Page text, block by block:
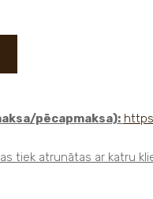
pēcapmaksa):
tiek atrunātas ar katru